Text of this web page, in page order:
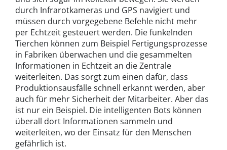
durch Infrarotkameras und GPS navigiert und
müssen durch vorgegebene Befehle nicht mehr
per Echtzeit gesteuert werden. Die funkelnden
Tierchen können zum Beispiel Fertigungsprozesse
in Fabriken überwachen und die gesammelten
Informationen in Echtzeit an die Zentrale
weiterleiten. Das sorgt zum einen dafür, dass
Produktionsausfälle schnell erkannt werden, aber
auch für mehr Sicherheit der Mitarbeiter. Aber das
ist nur ein Beispiel. Die intelligenten Bots können
überall dort Informationen sammeln und
weiterleiten, wo der Einsatz für den Menschen
gefährlich ist.